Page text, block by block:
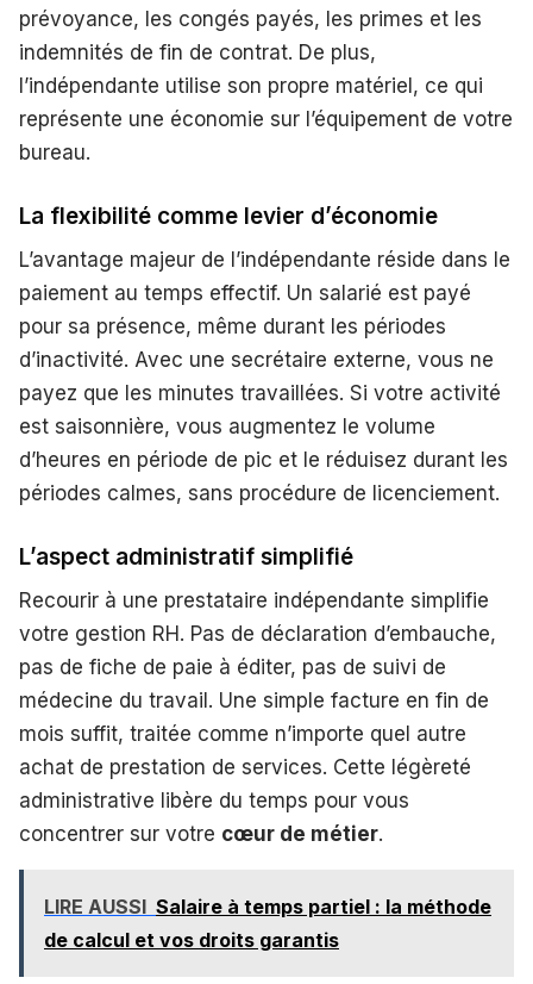
prévoyance, les congés payés, les primes et les
indemnités de fin de contrat. De plus,
l’indépendante utilise son propre matériel, ce qui
représente une économie sur l’équipement de votre
bureau.
La flexibilité comme levier d’économie
L’avantage majeur de l’indépendante réside dans le
paiement au temps effectif. Un salarié est payé
pour sa présence, même durant les périodes
d’inactivité. Avec une secrétaire externe, vous ne
payez que les minutes travaillées. Si votre activité
est saisonnière, vous augmentez le volume
d’heures en période de pic et le réduisez durant les
périodes calmes, sans procédure de licenciement.
L’aspect administratif simplifié
Recourir à une prestataire indépendante simplifie
votre gestion RH. Pas de déclaration d’embauche,
pas de fiche de paie à éditer, pas de suivi de
médecine du travail. Une simple facture en fin de
mois suffit, traitée comme n’importe quel autre
achat de prestation de services. Cette légèreté
administrative libère du temps pour vous
concentrer sur votre cœur de métier.
LIRE AUSSI Salaire à temps partiel : la méthode
de calcul et vos droits garantis